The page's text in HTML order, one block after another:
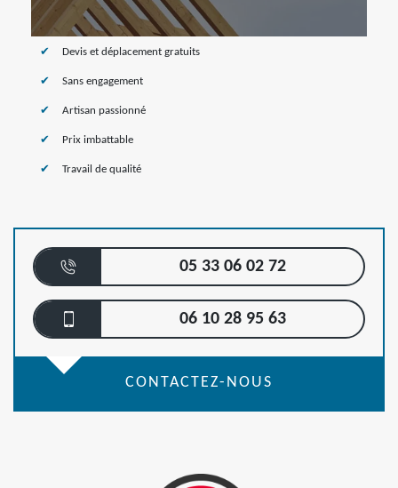
Devis et déplacement gratuits
Sans engagement
Artisan passionné
Prix imbattable
Travail de qualité
05 33 06 02 72
06 10 28 95 63
CONTACTEZ-NOUS